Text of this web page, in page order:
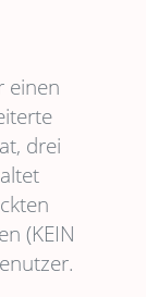
einen
drei
(KEIN